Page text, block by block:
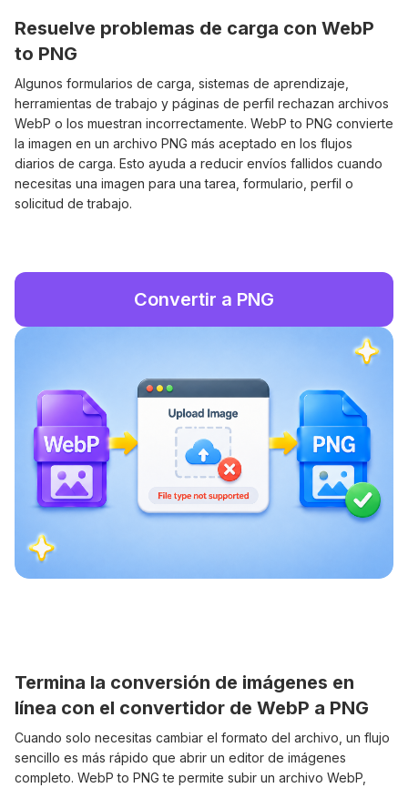
Resuelve problemas de carga con WebP
to PNG
Algunos formularios de carga, sistemas de aprendizaje,
herramientas de trabajo y páginas de perfil rechazan archivos
WebP o los muestran incorrectamente. WebP to PNG convierte
la imagen en un archivo PNG más aceptado en los flujos
diarios de carga. Esto ayuda a reducir envíos fallidos cuando
necesitas una imagen para una tarea, formulario, perfil o
solicitud de trabajo.
Convertir a PNG
Termina la conversión de imágenes en
línea con el convertidor de WebP a PNG
Cuando solo necesitas cambiar el formato del archivo, un flujo
sencillo es más rápido que abrir un editor de imágenes
completo. WebP to PNG te permite subir un archivo WebP,